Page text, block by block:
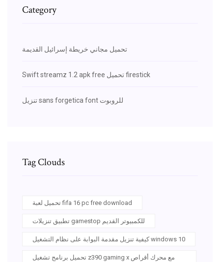
Category
تحميل مجاني خريطة إسرائيل القديمة
Swift streamz 1.2 apk free تحميل firestick
تنزيل sans forgetica font للروبوت
Tag Clouds
تحميل لعبة fifa 16 pc free download
تطبيق تنزيلات gamestop للكمبيوتر القديم
كيفية تنزيل مقدمة البوابة على نظام التشغيل windows 10
تحميل برنامج تشغيل z390 gaming x مع محرك أقراص